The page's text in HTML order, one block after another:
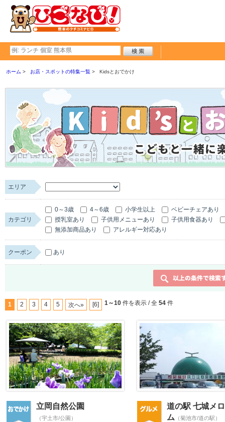
ホーム お店・スポットの特集一覧 Kidsとおでかけ
エリア
カテゴリ
0～3歳 4～6歳 小学生以上
ベビーチェアあり
授乳室あり
子供用メニューあり
子供用食器あり
無添加商品あり
アレルギー対応あり
クーポン あり
1 2 3 4 5 次へ» [6] 1～10 件を表示 / 全 54 件
立岡自然公園
（宇土市/公園）
道の駅 七城メ
ム （菊池市/道の駅）